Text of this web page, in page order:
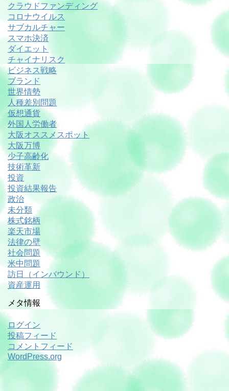
クラウドファンディング
コロナウイルス
サブカルチャー
スマホ決済
ダイエット
チャイナリスク
ビジネス戦略
ブランド
世界情勢
人種差別問題
仮想通貨
外国人労働者
大阪オススメスポット
大阪万博
少子高齢化
技術革新
投資
投資結果報告
政治
未分類
株式銘柄
楽天市場
法律の壁
社会問題
米中問題
訪日（インバウンド）
資産運用
メタ情報
ログイン
投稿フィード
コメントフィード
WordPress.org